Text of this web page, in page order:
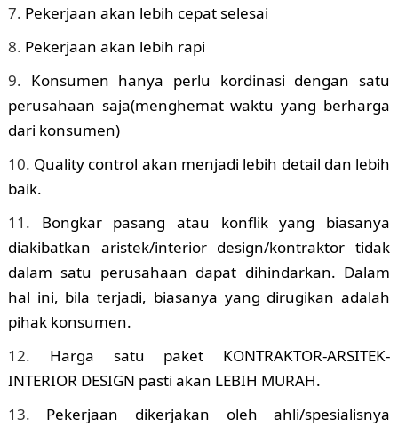
Pekerjaan akan lebih cepat selesai
Pekerjaan akan lebih rapi
Konsumen hanya perlu kordinasi dengan satu
perusahaan saja(menghemat waktu yang berharga
dari konsumen)
Quality control akan menjadi lebih detail dan lebih
baik.
Bongkar pasang atau konflik yang biasanya
diakibatkan aristek/interior design/kontraktor tidak
dalam satu perusahaan dapat dihindarkan. Dalam
hal ini, bila terjadi, biasanya yang dirugikan adalah
pihak konsumen.
Harga satu paket KONTRAKTOR-ARSITEK-
INTERIOR DESIGN pasti akan LEBIH MURAH.
Pekerjaan dikerjakan oleh ahli/spesialisnya